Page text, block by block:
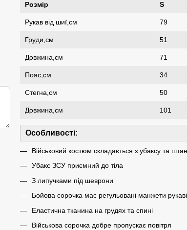
Розмір S
Рукав від шиї,см 79
Груди,см 51
Довжина,см 71
Пояс,см 34
Стегна,см 50
Довжина,см 101
Особливості:
Військовий костюм складається з убаксу та
Убакс ЗСУ приємний до тіла
З липучками під шеврони
Бойова сорочка має регульовані манжети
Еластична тканина на грудях та спині
Військова сорочка добре пропускає повітря